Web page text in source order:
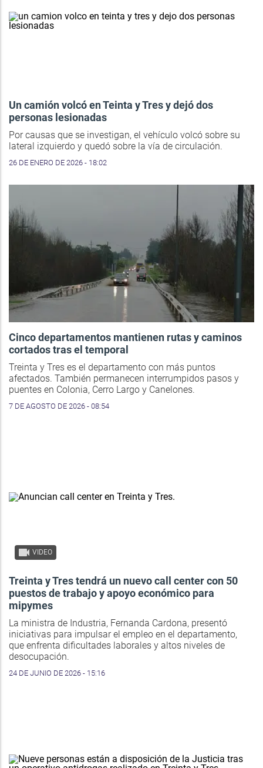
Un camión volcó en Teinta y Tres y dejó dos
personas lesionadas
Por causas que se investigan, el vehículo volcó sobre su
lateral izquierdo y quedó sobre la vía de circulación.
26 DE ENERO DE 2026 - 18:02
Cinco departamentos mantienen rutas y caminos
cortados tras el temporal
Treinta y Tres es el departamento con más puntos
afectados. También permanecen interrumpidos pasos y
puentes en Colonia, Cerro Largo y Canelones.
7 DE AGOSTO DE 2026 - 08:54
VIDEO
Treinta y Tres tendrá un nuevo call center con 50
puestos de trabajo y apoyo económico para
mipymes
La ministra de Industria, Fernanda Cardona, presentó
iniciativas para impulsar el empleo en el departamento,
que enfrenta dificultades laborales y altos niveles de
desocupación.
24 DE JUNIO DE 2026 - 15:16